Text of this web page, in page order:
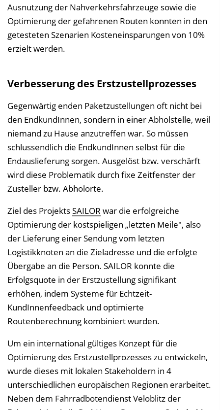
Ausnutzung der Nahverkehrsfahrzeuge sowie die
Optimierung der gefahrenen Routen konnten in den
getesteten Szenarien Kosteneinsparungen von 10%
erzielt werden.
Verbesserung des Erstzustellprozesses
Gegenwärtig enden Paketzustellungen oft nicht bei
den EndkundInnen, sondern in einer Abholstelle, weil
niemand zu Hause anzutreffen war. So müssen
schlussendlich die EndkundInnen selbst für die
Endauslieferung sorgen. Ausgelöst bzw. verschärft
wird diese Problematik durch fixe Zeitfenster der
Zusteller bzw. Abholorte.
Ziel des ProjektsSAILOR war die erfolgreiche
Optimierung der kostspieligen „letzten Meile", also
der Lieferung einer Sendung vom letzten
Logistikknoten an die Zieladresse und die erfolgte
Übergabe an die Person. SAILOR konnte die
Erfolgsquote in der Erstzustellung signifikant
erhöhen, indem Systeme für Echtzeit-
KundInnenfeedback und optimierte
Routenberechnung kombiniert wurden.
Um ein international gültiges Konzept für die
Optimierung des Erstzustellprozesses zu entwickeln,
wurde dieses mit lokalen Stakeholdern in 4
unterschiedlichen europäischen Regionen erarbeitet.
Neben dem Fahrradbotendienst Veloblitz der